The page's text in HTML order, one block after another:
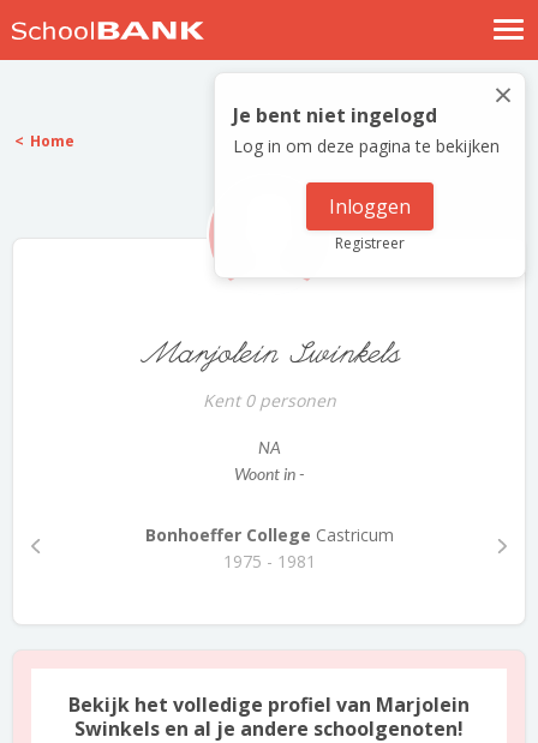
Nostalgische verhalen
Log in
Meld je gratis aan
×
Je bent niet ingelogd
Log in om deze pagina te bekijken
Inloggen
Registreer
Home
Marjolein Swinkels
Kent 0 personen
NA
Woont in -
Bonhoeffer College Castricum
1975 - 1981
Bekijk het volledige profiel van Marjolein
Swinkels en al je andere schoolgenoten!